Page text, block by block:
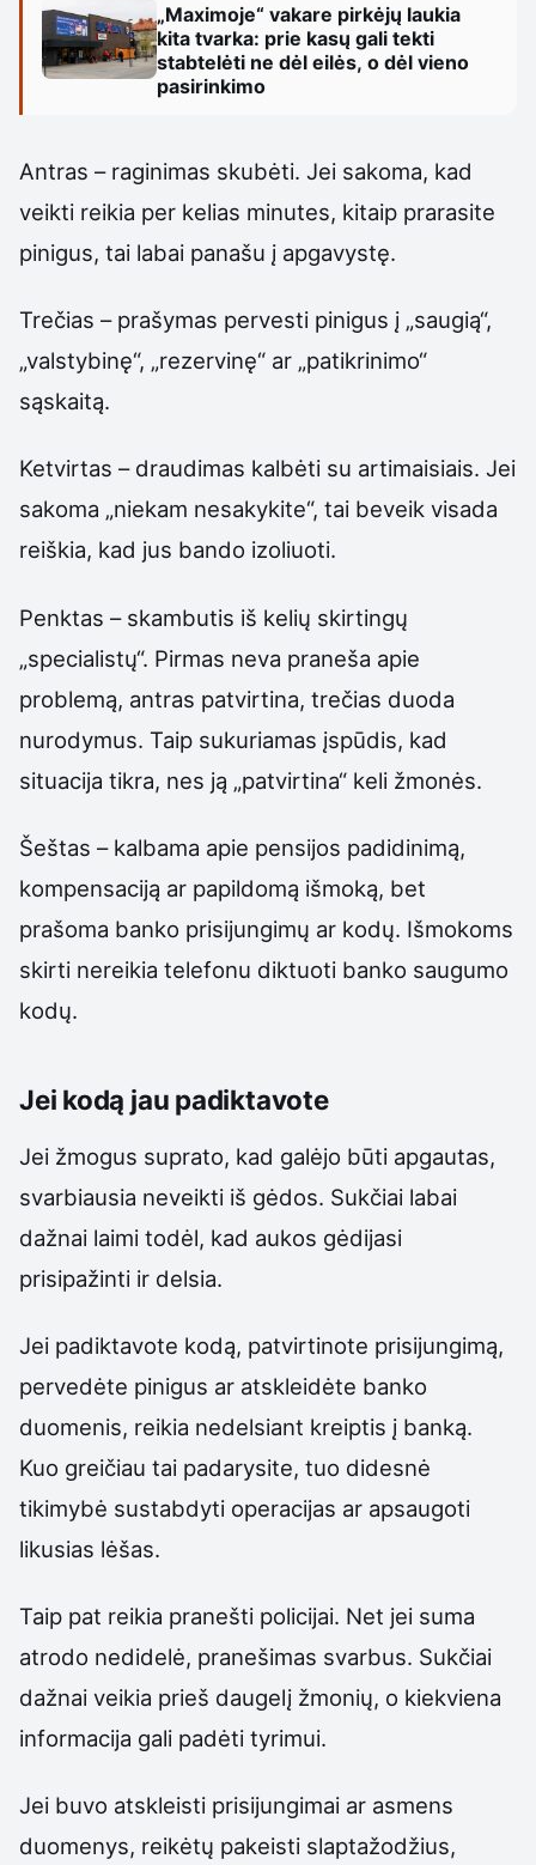
„Maximoje“ vakare pirkėjų laukia
kita tvarka: prie kasų gali tekti
stabtelėti ne dėl eilės, o dėl vieno
pasirinkimo
Antras – raginimas skubėti. Jei sakoma, kad
veikti reikia per kelias minutes, kitaip prarasite
pinigus, tai labai panašu į apgavystę.
Trečias – prašymas pervesti pinigus į „saugią“,
„valstybinę“, „rezervinę“ ar „patikrinimo“
sąskaitą.
Ketvirtas – draudimas kalbėti su artimaisiais. Jei
sakoma „niekam nesakykite“, tai beveik visada
reiškia, kad jus bando izoliuoti.
Penktas – skambutis iš kelių skirtingų
„specialistų“. Pirmas neva praneša apie
problemą, antras patvirtina, trečias duoda
nurodymus. Taip sukuriamas įspūdis, kad
situacija tikra, nes ją „patvirtina“ keli žmonės.
Šeštas – kalbama apie pensijos padidinimą,
kompensaciją ar papildomą išmoką, bet
prašoma banko prisijungimų ar kodų. Išmokoms
skirti nereikia telefonu diktuoti banko saugumo
kodų.
Jei kodą jau padiktavote
Jei žmogus suprato, kad galėjo būti apgautas,
svarbiausia neveikti iš gėdos. Sukčiai labai
dažnai laimi todėl, kad aukos gėdijasi
prisipažinti ir delsia.
Jei padiktavote kodą, patvirtinote prisijungimą,
pervedėte pinigus ar atskleidėte banko
duomenis, reikia nedelsiant kreiptis į banką.
Kuo greičiau tai padarysite, tuo didesnė
tikimybė sustabdyti operacijas ar apsaugoti
likusias lėšas.
Taip pat reikia pranešti policijai. Net jei suma
atrodo nedidelė, pranešimas svarbus. Sukčiai
dažnai veikia prieš daugelį žmonių, o kiekviena
informacija gali padėti tyrimui.
Jei buvo atskleisti prisijungimai ar asmens
duomenys, reikėtų pakeisti slaptažodžius,